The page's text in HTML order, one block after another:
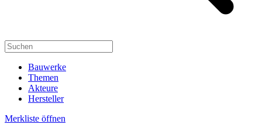
Bauwerke
Themen
Akteure
Hersteller
Merkliste öffnen